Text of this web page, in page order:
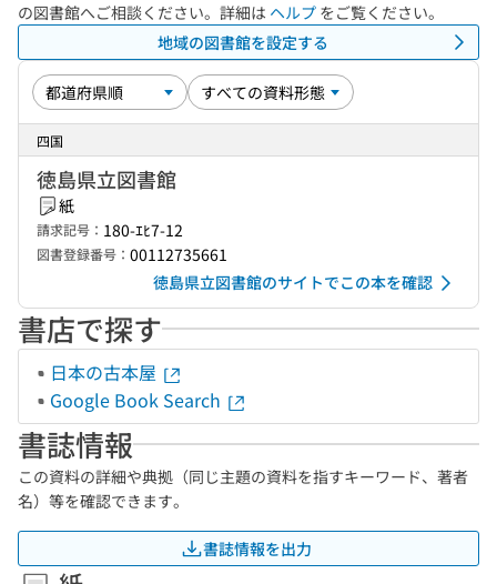
の図書館へご相談ください。詳細は ヘルプ をご覧ください。
地域の図書館を設定する
四国
徳島県立図書館
紙
請求記号： 180-ｴﾋ7-12
図書登録番号： 00112735661
徳島県立図書館のサイトでこの本を確認
書店で探す
日本の古本屋
Google Book Search
書誌情報
この資料の詳細や典拠（同じ主題の資料を指すキーワード、著者
名）等を確認できます。
書誌情報を出力